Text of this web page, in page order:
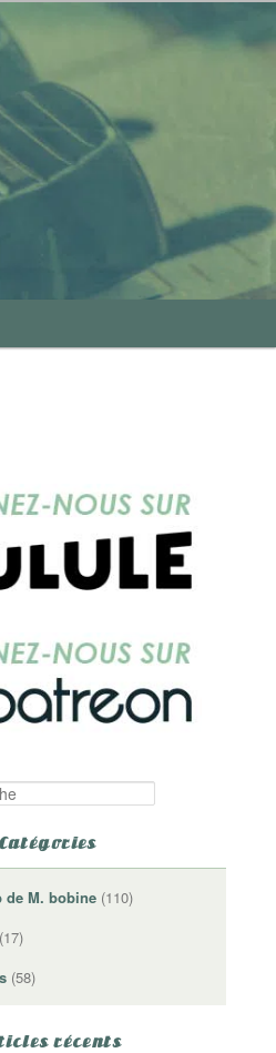
Catégories
de M. bobine (110)
(17)
(58)
récents